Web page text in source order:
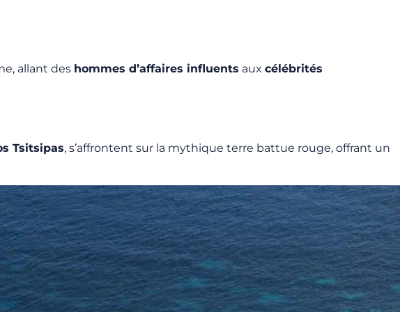
allant des hommes d’affaires influents aux célébrités
Tsitsipas, s’affrontent sur la mythique terre battue rouge, offrant un